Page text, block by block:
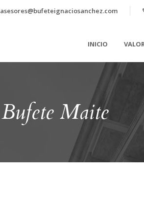
asesores@bufeteignaciosanchez.com
INICIO
Bufete Maite